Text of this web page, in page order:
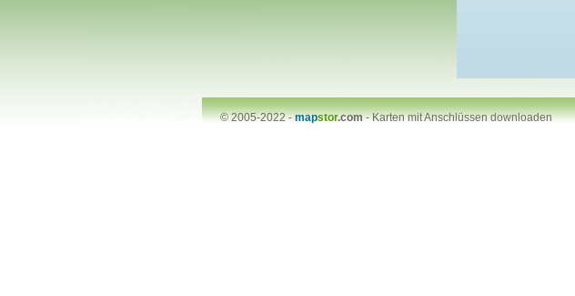
© 2005-2022 -mapstor.com-Karten mit Anschlüssen downloaden